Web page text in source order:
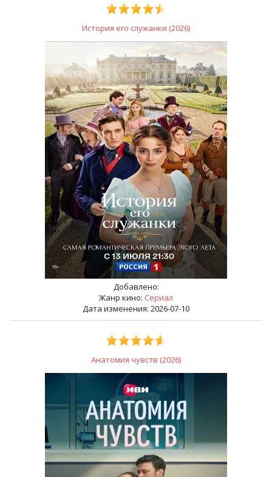
История его служанки (2026)
Добавлено:
Жанр кино: Сериал
Дата изменения: 2026-07-10
Анатомия чувств (2026)